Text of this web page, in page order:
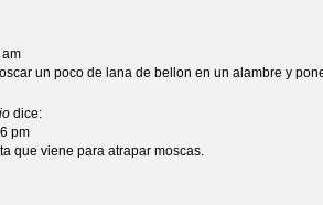
un poco de lana de bellon en un alambre y
dice:
pm
que viene para atrapar moscas.